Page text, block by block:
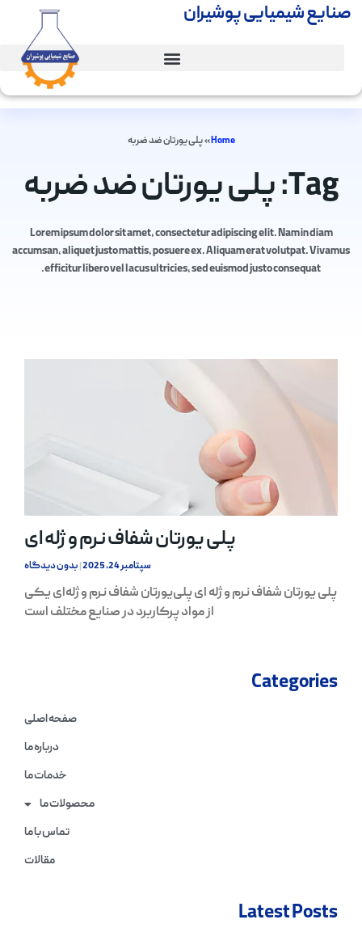
صنایع شیمیایی پوشیران
Home
»پلی یورتان ضد ضربه
Tag: پلی یورتان ضد ضربه
Lorem ipsum dolor sit amet, consectetur adipiscing elit. Nam in diam
accumsan, aliquet justo mattis, posuere ex. Aliquam erat volutpat. Vivamus
efficitur libero vel lacus ultricies, sed euismod justo consequat.
پلی یورتان شفاف نرم و ژله ای
سپتامبر 24, 2025 بدون دیدگاه
پلی یورتان شفاف نرم و ژله ای پلی‌یورتان شفاف نرم و ژله‌ای یکی
از مواد پرکاربرد در صنایع مختلف است
Categories
صفحه اصلی
درباره ما
خدمات ما
محصولات ما
تماس با ما
مقالات
Latest Posts